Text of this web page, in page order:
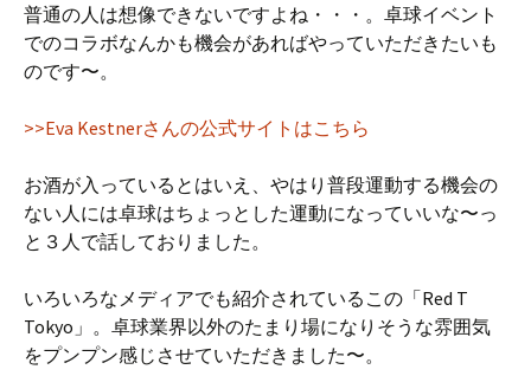
普通の人は想像できないですよね・・・。卓球イベント
でのコラボなんかも機会があればやっていただきたいも
のです〜。
>>Eva Kestnerさんの公式サイトはこちら
お酒が入っているとはいえ、やはり普段運動する機会の
ない人には卓球はちょっとした運動になっていいな〜っ
と３人で話しておりました。
いろいろなメディアでも紹介されているこの「Red T
Tokyo」。卓球業界以外のたまり場になりそうな雰囲気
をプンプン感じさせていただきました〜。